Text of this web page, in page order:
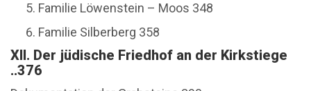
Familie Löwenstein – Moos 348
Familie Silberberg 358
XII. Der jüdische Friedhof an der Kirkstiege
..376